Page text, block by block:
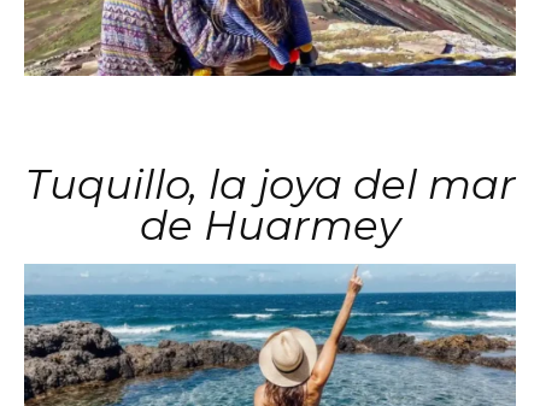
Tuquillo, la joya del mar
de Huarmey